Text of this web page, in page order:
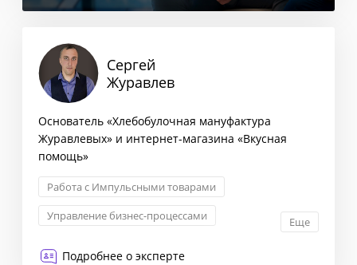
Сергей
Журавлев
Основатель «Хлебобулочная мануфактура
Журавлевых» и интернет-магазина «Вкусная
помощь»
Работа с Импульсными товарами
Управление бизнес-процессами
Еще
Подробнее о эксперте